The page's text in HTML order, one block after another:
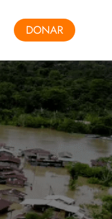
DONAR